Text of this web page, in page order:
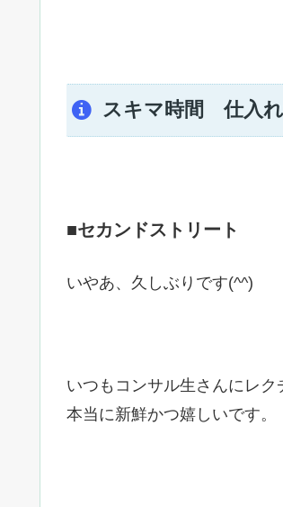
スキマ時間 仕入
■セカンドストリート
いやあ、久しぶりです(^^)
いつもコンサル生さんにレ
本当に新鮮かつ嬉しいです。